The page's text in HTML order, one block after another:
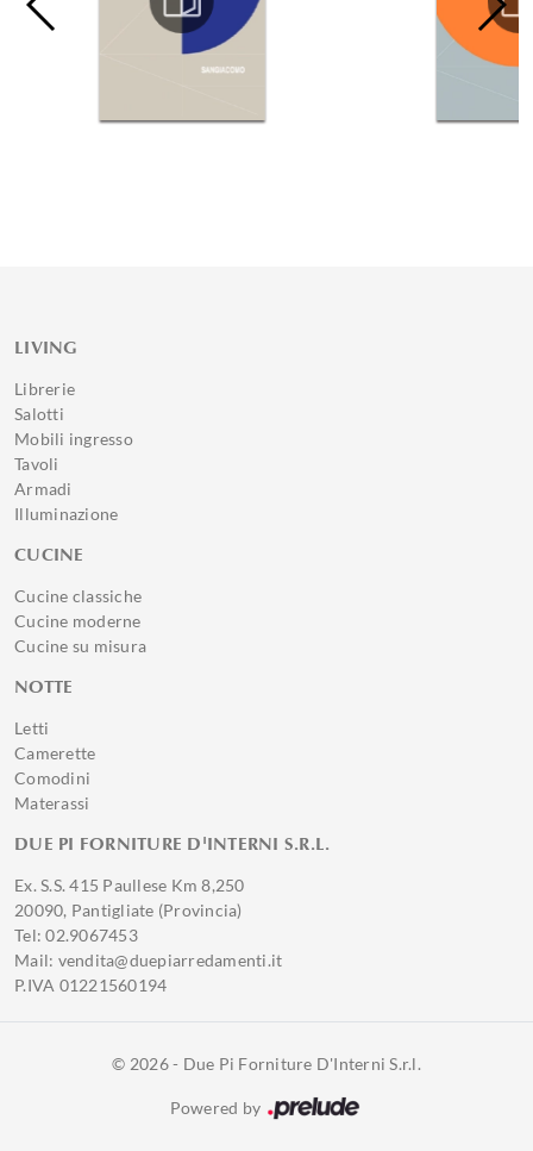
LIVING
Librerie
Salotti
Mobili ingresso
Tavoli
Armadi
Illuminazione
CUCINE
Cucine classiche
Cucine moderne
Cucine su misura
NOTTE
Letti
Camerette
Comodini
Materassi
DUE PI FORNITURE D'INTERNI S.R.L.
Ex. S.S. 415 Paullese Km 8,250
20090, Pantigliate (Provincia)
Tel: 02.9067453
Mail: vendita@duepiarredamenti.it
P.IVA 01221560194
© 2026 - Due Pi Forniture D'Interni S.r.l.
Powered by